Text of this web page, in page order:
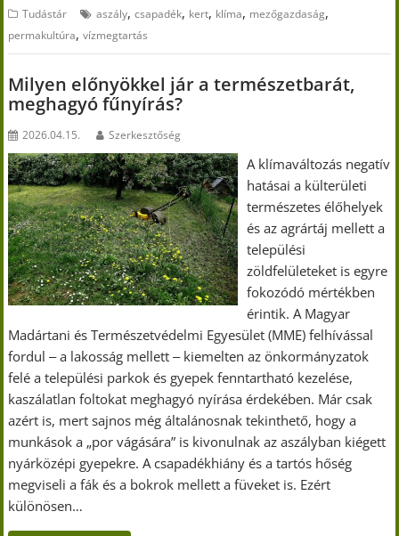
Tudástár aszály,csapadék, kert, klíma, mezőgazdaság,
permakultúra,vízmegtartás
Milyen előnyökkel jár a természetbarát,
meghagyó fűnyírás?
2026.04.15. Szerkesztőség
A klímaváltozás negatív
hatásai a külterületi
természetes élőhelyek
és az agrártáj mellett a
települési
zöldfelületeket is egyre
fokozódó mértékben
érintik. A Magyar
Madártani és Természetvédelmi Egyesület (MME) felhívással
fordul ‒ a lakosság mellett ‒ kiemelten az önkormányzatok
felé a települési parkok és gyepek fenntartható kezelése,
kaszálatlan foltokat meghagyó nyírása érdekében. Már csak
azért is, mert sajnos még általánosnak tekinthető, hogy a
munkások a „por vágására” is kivonulnak az aszályban kiégett
nyárközépi gyepekre. A csapadékhiány és a tartós hőség
megviseli a fák és a bokrok mellett a füveket is. Ezért
különösen…